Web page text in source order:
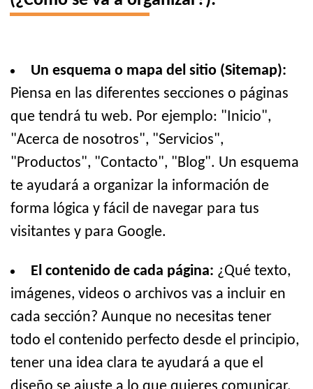
Un esquema o mapa del sitio (Sitemap):
Piensa en las diferentes secciones o páginas
que tendrá tu web. Por ejemplo: "Inicio",
"Acerca de nosotros", "Servicios",
"Productos", "Contacto", "Blog". Un esquema
te ayudará a organizar la información de
forma lógica y fácil de navegar para tus
visitantes y para Google.
El contenido de cada página: ¿Qué texto,
imágenes, videos o archivos vas a incluir en
cada sección? Aunque no necesitas tener
todo el contenido perfecto desde el principio,
tener una idea clara te ayudará a que el